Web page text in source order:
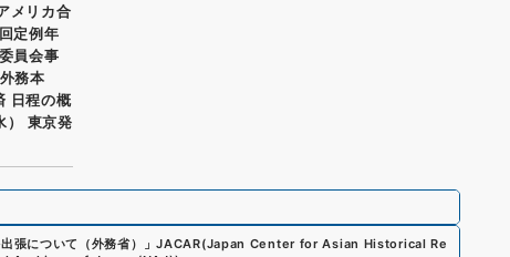
メリカ合
定例年
員会事
務本
日程の概
） 東京発
張について（外務省） 」JACAR(Japan Center for Asian Historical Re